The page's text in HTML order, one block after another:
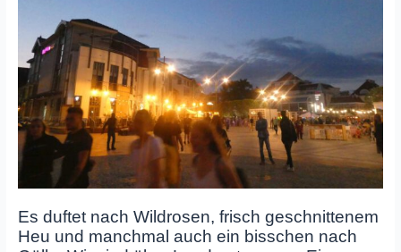
Es duftet nach Wildrosen, frisch geschnittenem
Heu und manchmal auch ein bisschen nach